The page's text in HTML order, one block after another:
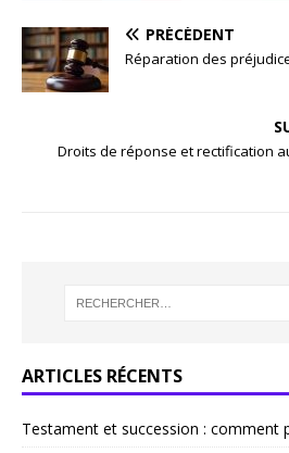
PRÉCÉDENT
Réparation des
Droits de réponse et rectification
ARTICLES RÉCENTS
Testament et succession : comment